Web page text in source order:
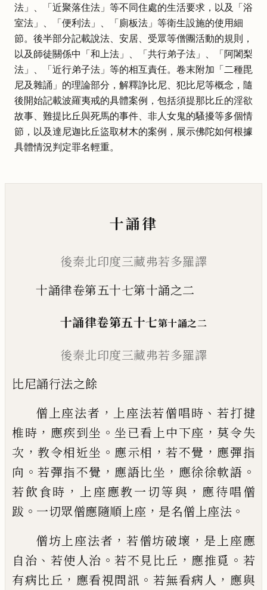
法」、「近聚落住法」等不同住處的生活要求，以及「浴
室法」、「便利法」、「廁板法」等衛生設施的使用細
節。後半部分記載說法、安居、受眾等僧團活動的規則，
以及師徒關係中「和上法」、「共行弟子法」、「阿闍梨
法」、「近行弟子法」等的相互責任。卷末附加「二種毘
尼及雜誦」的理論部分，解釋諍比尼、犯比尼等概念，隨
後開始記載波羅夷戒的具體案例，包括須提那比丘的淫欲
故事、難提比丘與死馬的事件、非人女鬼的騷擾等多個情
節，以及達尼迦比丘盜取材木的案例，展示佛陀如何根據
具體情況判定罪名輕重。
十誦律
後秦北印度三藏弗若多羅譯
十誦律卷第五十七第十誦之二
十誦律卷第五十七第十誦之二
後秦北印度三藏弗若多羅譯
比尼誦行法之餘
僧上座法者 ， 上座法若僧唱時 、若打揵
椎時 ， 應疾到坐 。 坐已看上中下座 ， 莫令失
次 ，教令相近坐 。 應示相 ，若不覺 ， 應彈指
向 。若彈指不覺 ， 應語比坐 ， 應徐徐軟語 。
若飲食時 ， 上座應教一切等與 ， 應待唱僧
跋 。 一切眾僧應隨順上座 ， 是名僧上座法 。
僧坊上座法者 ，若僧坊破壞 ， 是上座應
自治 、 若使人治 。若不見比丘 ， 應推覓 。 若
有病比丘 ， 應看視問訊 。 若無看病人 ， 應與